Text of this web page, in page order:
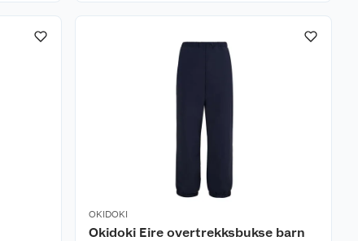
OKIDOKI
Okidoki Eire overtrekksbukse barn